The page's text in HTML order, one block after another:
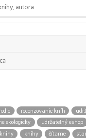
recenzovanie kníh
ekologicky udržateľný eshop
knihy čítame